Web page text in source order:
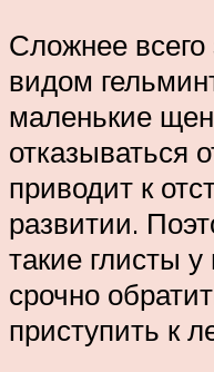
Сложнее
видом
маленькие
отказываться
приводит к
развитии.
такие глисты
срочно
приступить к